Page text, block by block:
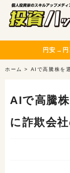
円安→円
ホーム > AIで高騰株を
AIで高騰
に詐欺会